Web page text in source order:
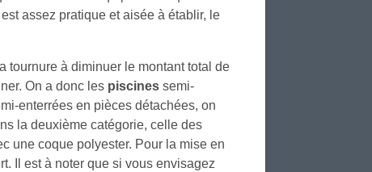
assez pratique et aisée à établir, le
tournure à diminuer le montant total de
On a donc les piscines semi-
enterrées en pièces détachées, on
la deuxième catégorie, celle des
une coque polyester. Pour la mise en
Il est à noter que si vous envisagez